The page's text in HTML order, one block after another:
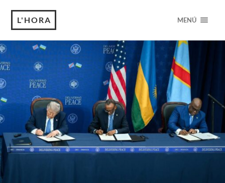
L'HORA MENÚ